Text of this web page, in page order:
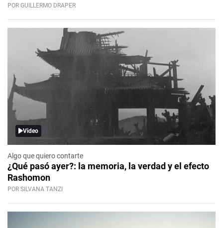
POR GUILLERMO DRAPER
Video
Algo que quiero contarte
¿Qué pasó ayer?: la memoria, la verdad y el efecto
Rashomon
POR SILVANA TANZI